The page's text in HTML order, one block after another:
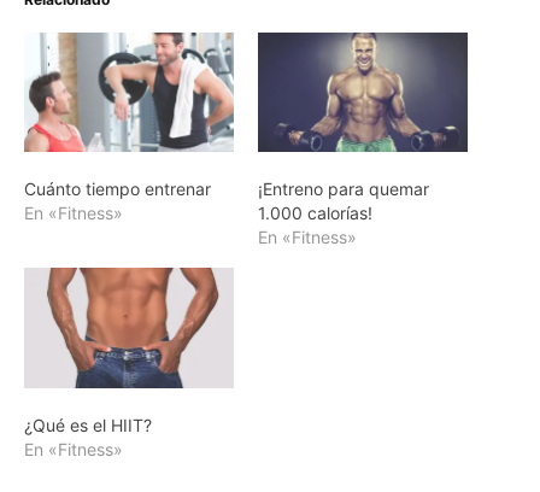
Cuánto tiempo entrenar
En «Fitness»
¡Entreno para quemar
1.000 calorías!
En «Fitness»
¿Qué es el HIIT?
En «Fitness»